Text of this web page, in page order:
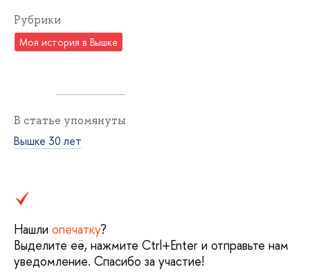
Рубрики
Моя история в Вышке
В статье упомянуты
Вышке 30 лет
Нашли опечатку?
Выделите её, нажмите Ctrl+Enter и отправьте нам
уведомление. Спасибо за участие!